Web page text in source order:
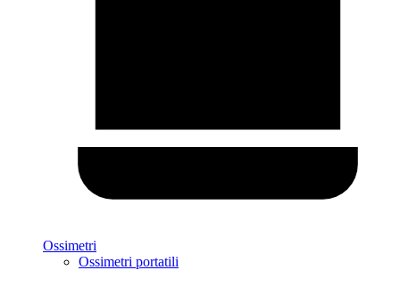
Ossimetri
Ossimetri portatili